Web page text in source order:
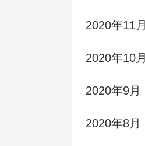
2020年11月
2020年10月
2020年9月
2020年8月